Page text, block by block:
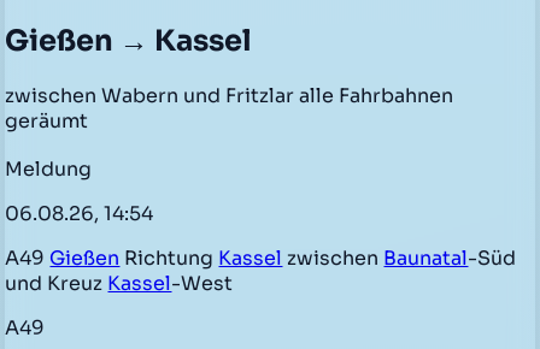
Gießen → Kassel
zwischen Wabern und Fritzlar alle Fahrbahnen
geräumt
Meldung
06.08.26, 14:54
A49 Gießen Richtung Kassel zwischen Baunatal-Süd
und Kreuz Kassel-West
A49